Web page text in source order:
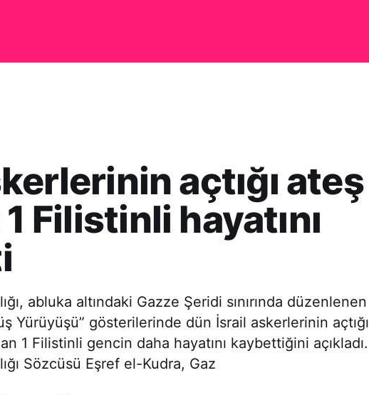
açtığı ateş
Filistinli hayatını
abluka altındaki Gazze Şeridi sınırında düzenlenen
Yürüyüşü” gösterilerinde dün İsrail askerlerinin açtığı
1 Filistinli gencin daha hayatını kaybettiğini açıkladı.
Sözcüsü Eşref el-Kudra, Gaz